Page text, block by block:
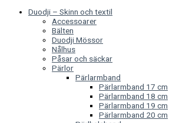
Duodji – Skinn och textil
Accessoarer
Bälten
Duodji Mössor
Nålhus
Påsar och säckar
Pärlor
Pärlarmband
Pärlarmband 17 cm
Pärlarmband 18 cm
Pärlarmband 19 cm
Pärlarmband 20 cm